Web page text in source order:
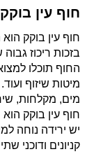
חוף עין בוקק
חוף עין בוקק
בזכות ריכוז
החוף תוכלו
מיטות שיזוף
מים, מקלחות,
חוף עין בוקק
יש ירידה נוחה
קניונים ודוכני